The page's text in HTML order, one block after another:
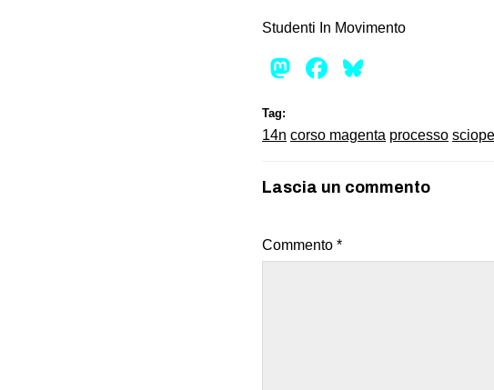
Studenti In Movimento
Mastodon
Facebook
Tag:
14n corso magenta processo
Lascia un commento
Commento *